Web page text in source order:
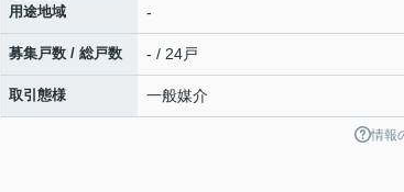
用途地域 -
募集戸数 / 総戸数 - / 24戸
取引態様 一般媒介
情報